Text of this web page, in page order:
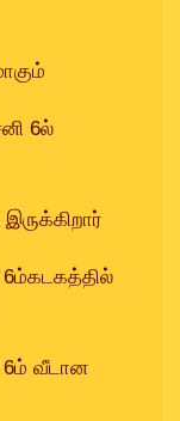
6ல்
6ம் வீடான